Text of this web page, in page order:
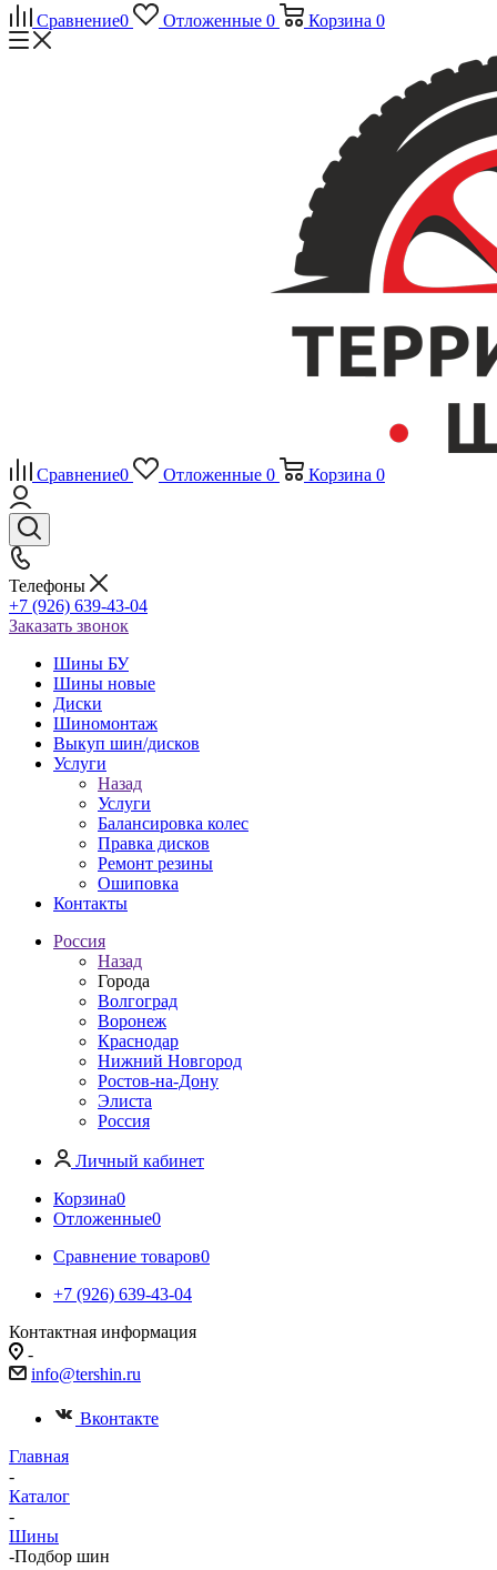
Сравнение0 Отложенные 0 Корзина 0
Сравнение0 Отложенные 0 Корзина 0
Телефоны
+7 (926) 639-43-04
Заказать звонок
Шины БУ
Шины новые
Диски
Шиномонтаж
Выкуп шин/дисков
Услуги
Назад
Услуги
Балансировка колес
Правка дисков
Ремонт резины
Ошиповка
Контакты
Россия
Назад
Города
Волгоград
Воронеж
Краснодар
Нижний Новгород
Ростов-на-Дону
Элиста
Россия
Личный кабинет
Корзина0
Отложенные0
Сравнение товаров0
+7 (926) 639-43-04
Контактная информация
-
info@tershin.ru
Вконтакте
Главная
-
Каталог
-
Шины
-Подбор шин